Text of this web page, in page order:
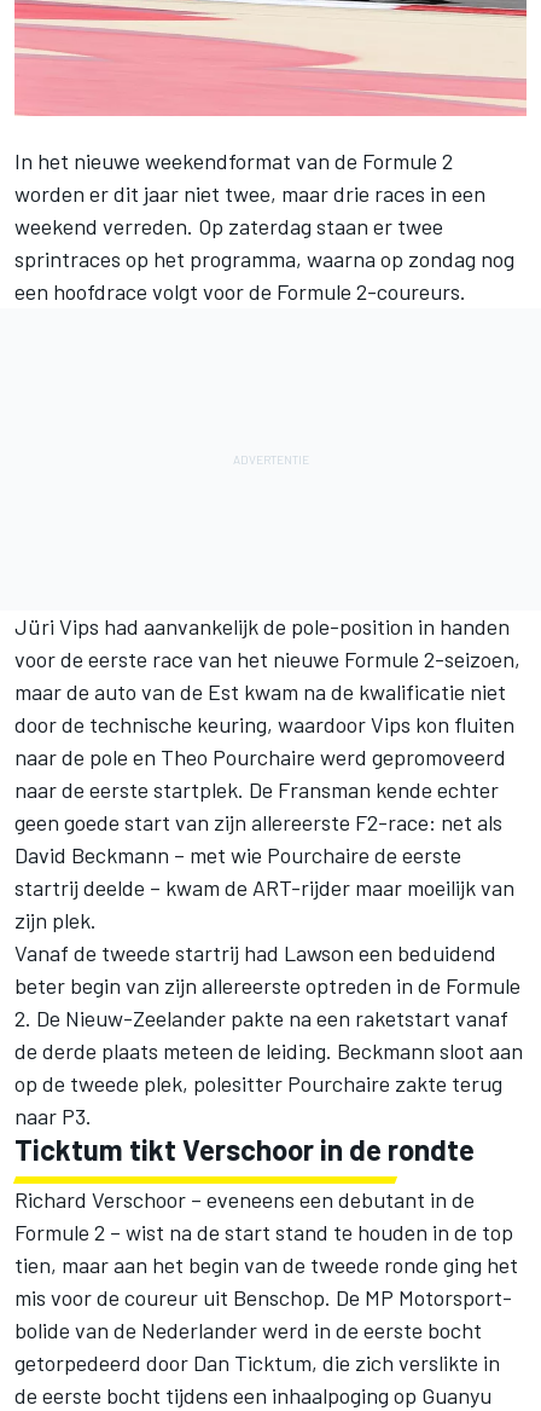
In het nieuwe weekendformat van de Formule 2
worden er dit jaar niet twee, maar drie races in een
weekend verreden. Op zaterdag staan er twee
sprintraces op het programma, waarna op zondag nog
een hoofdrace volgt voor de Formule 2-coureurs.
Jüri Vips had aanvankelijk de pole-position in handen
voor de eerste race van het nieuwe Formule 2-seizoen,
maar de auto van de Est kwam na de kwalificatie niet
door de technische keuring, waardoor Vips kon fluiten
naar de pole en Theo Pourchaire werd gepromoveerd
naar de eerste startplek. De Fransman kende echter
geen goede start van zijn allereerste F2-race: net als
David Beckmann – met wie Pourchaire de eerste
startrij deelde – kwam de ART-rijder maar moeilijk van
zijn plek.
Vanaf de tweede startrij had Lawson een beduidend
beter begin van zijn allereerste optreden in de Formule
2. De Nieuw-Zeelander pakte na een raketstart vanaf
de derde plaats meteen de leiding. Beckmann sloot aan
op de tweede plek, polesitter Pourchaire zakte terug
naar P3.
Ticktum tikt Verschoor in de rondte
Richard Verschoor – eveneens een debutant in de
Formule 2 – wist na de start stand te houden in de top
tien, maar aan het begin van de tweede ronde ging het
mis voor de coureur uit Benschop. De MP Motorsport-
bolide van de Nederlander werd in de eerste bocht
getorpedeerd door Dan Ticktum, die zich verslikte in
de eerste bocht tijdens een inhaalpoging op Guanyu